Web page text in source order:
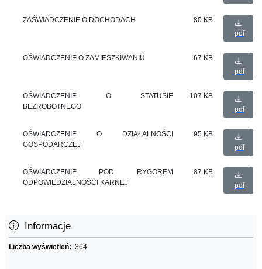
ZAŚWIADCZENIE O DOCHODACH
80 KB
pdf
OŚWIADCZENIE O ZAMIESZKIWANIU
67 KB
pdf
OŚWIADCZENIE O STATUSIE
BEZROBOTNEGO
107 KB
pdf
OŚWIADCZENIE O DZIAŁALNOŚCI
GOSPODARCZEJ
95 KB
pdf
OŚWIADCZENIE POD RYGOREM
ODPOWIEDZIALNOŚCI KARNEJ
87 KB
pdf
Informacje
Liczba wyświetleń: 364